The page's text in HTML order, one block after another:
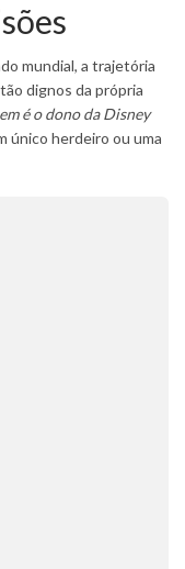
mundial, a trajetória
dignos da própria
é o dono da Disney
único herdeiro ou uma